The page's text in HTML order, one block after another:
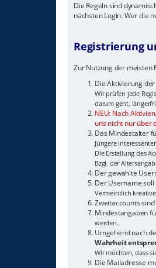
Die Regeln sind
nächsten Login. Wer die
Registrierung
Zur Nutzung der meisten
Die Aktivierung
Wir prüfen jede
darum geht,
NEU: Nach
uns nicht nur über
Das Mindestalter
Jüngere
Die Erstellung des
Bzgl. der
Der gewählte
Der Username
Vermeintlich
Zweitaccounts
Mindestangaben
werden.
Umgehend nach
Wahrheit
Wir möchten, dass
Die Mailadresse